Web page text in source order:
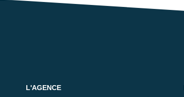
L'AGENCE